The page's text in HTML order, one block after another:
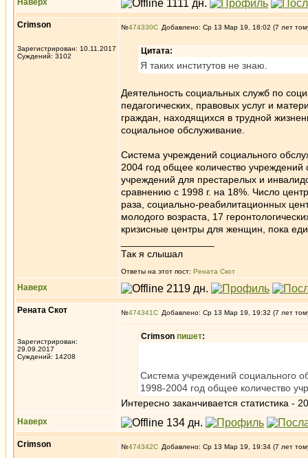
Наверх
Crimson
Зарегистрирован: 10.11.2017
Суждений: 3102
№474330 Добавлено: Ср 13 Мар 19, 18:02 (7 лет
Цитата:
Я таких институтов не знаю.
Деятельность социальных служб по
педагогических, правовых услуг и
граждан, находящихся в трудной
социальное обслуживание.
Система учреждений социального
2004 год общее количество
учреждений для престарелых и
сравнению с 1998 г. на 18%. Число
раза, социально-реабилитационных
молодого возраста, 17
кризисные центры для женщин, пока
Так я слышал
Ответы на этот пост: Рената Скот
Наверх
Рената Скот
Зарегистрирован:
29.09.2017
Суждений: 14208
№474341 Добавлено: Ср 13 Мар 19, 19:32 (7 лет
Crimson пишет:
Система учреждений социального
1998-2004 год общее количество
Интересно заканчивается статистика -
Наверх
Crimson №474342 Добавлено: Ср 13 Мар 19, 19:34 (7 лет